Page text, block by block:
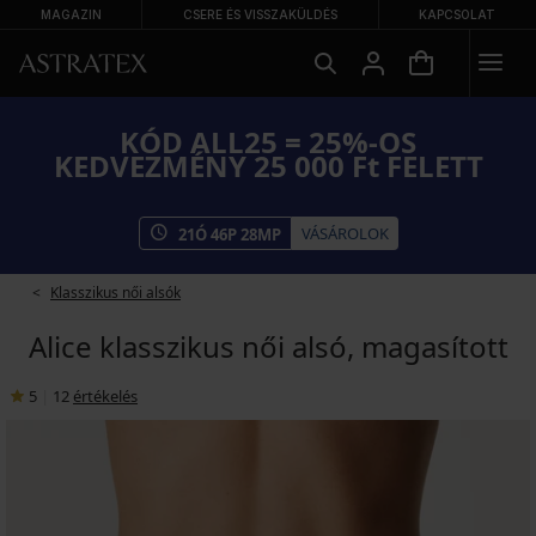
MAGAZIN CSERE ÉS VISSZAKÜLDÉS KAPCSOLAT
KÓD ALL25 = 25%-OS
KEDVEZMÉNY 25 000 Ft FELETT
21Ó46P27MP VÁSÁROLOK
Klasszikus női alsók
Alice klasszikus női alsó, magasított
5 12 értékelés